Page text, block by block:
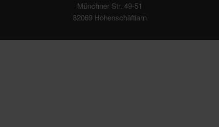
Münchner Str. 49-51
82069 Hohenschäftlarn